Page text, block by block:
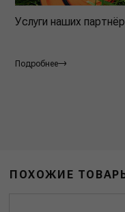
Услуги наших
Подробнее
ПОХОЖИЕ